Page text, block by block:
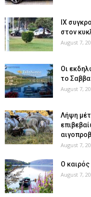
ΙΧ
στον
August 7,
Οι
το
August 7,
Λήψη
August 7,
Ο
August 7,